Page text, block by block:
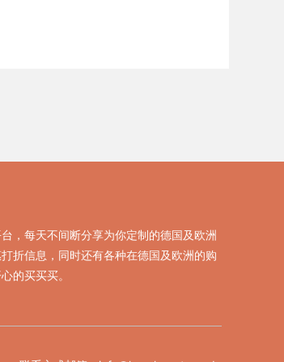
，每天不间断分享为你定制的德国及欧洲
折信息，同时还有各种在德国及欧洲的购
的买买买。